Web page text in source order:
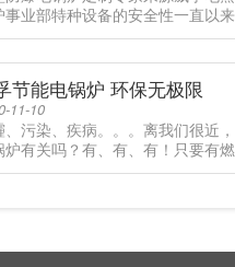
事业部特种设备的安全性一直以来
关注，其中防爆是重中之重.....
节能电锅炉 环保无极限
11-10
、污染、疾病。。。离我们很近，
炉有关吗？有、有、有！只要有燃
会产生污染，那么让我们的.....